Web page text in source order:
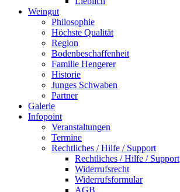
Weingut
Philosophie
Höchste Qualität
Region
Bodenbeschaffenheit
Familie Hengerer
Historie
Junges Schwaben
Partner
Galerie
Infopoint
Veranstaltungen
Termine
Rechtliches / Hilfe / Support
Rechtliches / Hilfe / Support
Widerrufsrecht
Widerrufsformular